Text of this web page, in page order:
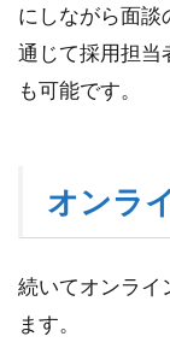
ツ
ー
ル3
選
3.2
2.
「Calling
にしながら面談
通じて採用担当
も可能です。
オンラ
続いてオンライ
ます。